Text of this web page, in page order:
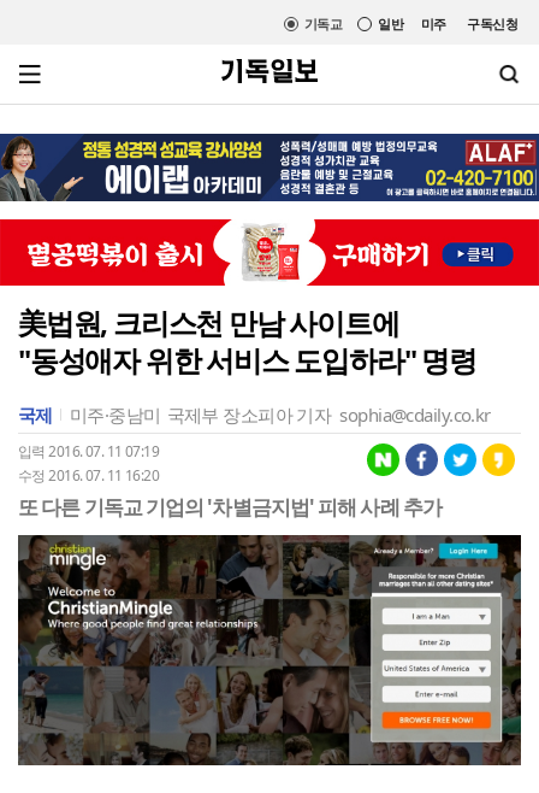
미주 구독신청
일반
기독교
美법원, 크리스천 만남 사이트에
"동성애자 위한 서비스 도입하라" 명령
국제 미주·중남미 국제부 장소피아 기자 sophia@cdaily.co.kr
입력 2016. 07. 11 07:19
수정 2016. 07. 11 16:20
또 다른 기독교 기업의 '차별금지법' 피해 사례 추가